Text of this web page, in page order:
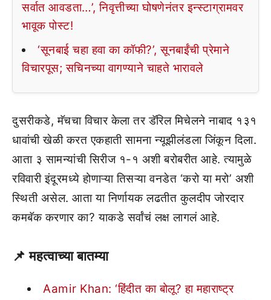
सर्वात आवडता…’, निवृत्तीच्या घोषणेनंतर इन्स्टाग्रामवर
भावूक पोस्ट!
‘सूनबाई चहा हवा का कॉफी?’, सूनबाईंची प्रेमाने
विचारपूस; सचिनच्या वागण्याने चाहते भारावले
दुसरीकडे, मॅचचा विचार केला तर डॅरिल मिचेलने नाबाद १३१
धावांची खेळी करत एकहाती सामना न्यूझीलंडला जिंकून दिला.
आता ३ सामन्यांची सिरीज १-१ अशी बरोबरीत आहे. त्यामुळे
रविवारी इंदूरमध्ये होणाऱ्या तिसऱ्या वनडेत ‘करो या मरो’ अशी
स्थिती असेल. आता या निर्णायक लढतीत कुलदीप जोरदार
कमबॅक करणार का? याकडे सर्वांचं लक्ष लागलं आहे.
📌 महत्वाच्या बातम्या
Aamir Khan: ‘हिंदीत का बोलू? हा महाराष्ट्र